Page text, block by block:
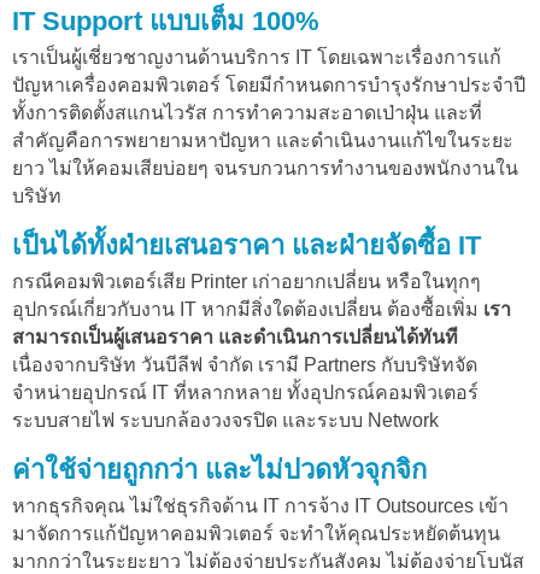
IT Support แบบเต็ม 100%
เราเป็นผู้เชี่ยวชาญงานด้านบริการ IT โดยเฉพาะเรื่องการแก้
ปัญหาเครื่องคอมพิวเตอร์ โดยมีกำหนดการบำรุงรักษาประจำปี
ทั้งการติดตั้งสแกนไวรัส การทำความสะอาดเป่าฝุ่น และที่
สำคัญคือการพยายามหาปัญหา และดำเนินงานแก้ไขในระยะ
ยาว ไม่ให้คอมเสียบ่อยๆ จนรบกวนการทำงานของพนักงานใน
บริษัท
เป็นได้ทั้งฝ่ายเสนอราคา และฝ่ายจัดซื้อ IT
กรณีคอมพิวเตอร์เสีย Printer เก่าอยากเปลี่ยน หรือในทุกๆ
อุปกรณ์เกี่ยวกับงาน IT หากมีสิ่งใดต้องเปลี่ยน ต้องซื้อเพิ่ม เรา
สามารถเป็นผู้เสนอราคา และดำเนินการเปลี่ยนได้ทันที
เนื่องจากบริษัท วันบีลีฟ จำกัด เรามี Partners กับบริษัทจัด
จำหน่ายอุปกรณ์ IT ที่หลากหลาย ทั้งอุปกรณ์คอมพิวเตอร์
ระบบสายไฟ ระบบกล้องวงจรปิด และระบบ Network
ค่าใช้จ่ายถูกกว่า และไม่ปวดหัวจุกจิก
หากธุรกิจคุณ ไม่ใช่ธุรกิจด้าน IT การจ้าง IT Outsources เข้า
มาจัดการแก้ปัญหาคอมพิวเตอร์ จะทำให้คุณประหยัดต้นทุน
มากกว่าในระยะยาว ไม่ต้องจ่ายประกันสังคม ไม่ต้องจ่ายโบนัส